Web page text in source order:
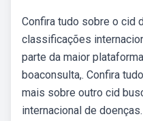
Confira tudo sobre o cid
classificações
parte da maior
boaconsulta,. Confira
mais sobre outro cid
internacional de